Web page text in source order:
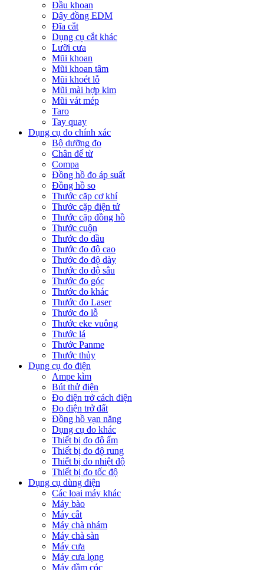
Đầu khoan
Dây đồng EDM
Đĩa cắt
Dụng cụ cắt khác
Lưỡi cưa
Mũi khoan
Mũi khoan tâm
Mũi khoét lỗ
Mũi mài hợp kim
Mũi vát mép
Taro
Tay quay
Dụng cụ đo chính xác
Bộ dưỡng đo
Chân đế từ
Compa
Đồng hồ đo áp suất
Đồng hồ so
Thước cặp cơ khí
Thước cặp điện tử
Thước cặp đồng hồ
Thước cuộn
Thước đo dầu
Thước đo độ cao
Thước đo độ dày
Thước đo độ sâu
Thước đo góc
Thước đo khác
Thước đo Laser
Thước đo lỗ
Thước eke vuông
Thước lá
Thước Panme
Thước thủy
Dụng cụ đo điện
Ampe kìm
Bút thử điện
Đo điện trở cách điện
Đo điện trở đất
Đồng hồ vạn năng
Dụng cụ đo khác
Thiết bị đo độ ẩm
Thiết bị đo độ rung
Thiết bị đo nhiệt độ
Thiết bị đo tốc độ
Dụng cụ dùng điện
Các loại máy khác
Máy bào
Máy cắt
Máy chà nhám
Máy chà sàn
Máy cưa
Máy cưa lọng
Máy đầm cóc